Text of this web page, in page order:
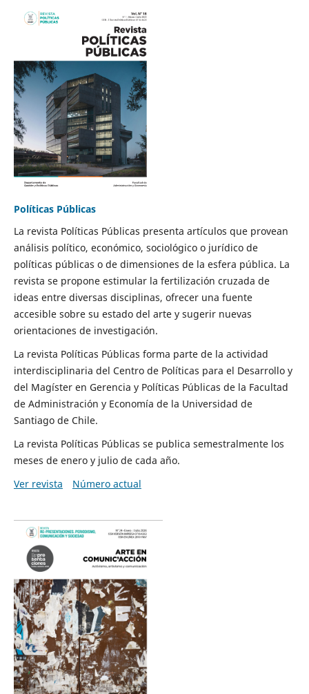
Políticas Públicas
La revista Políticas Públicas presenta artículos que provean
análisis político, económico, sociológico o jurídico de
políticas públicas o de dimensiones de la esfera pública. La
revista se propone estimular la fertilización cruzada de
ideas entre diversas disciplinas, ofrecer una fuente
accesible sobre su estado del arte y sugerir nuevas
orientaciones de investigación.
La revista Políticas Públicas forma parte de la actividad
interdisciplinaria del Centro de Políticas para el Desarrollo y
del Magíster en Gerencia y Políticas Públicas de la Facultad
de Administración y Economía de la Universidad de
Santiago de Chile.
La revista Políticas Públicas se publica semestralmente los
meses de enero y julio de cada año.
Ver revista
Número actual